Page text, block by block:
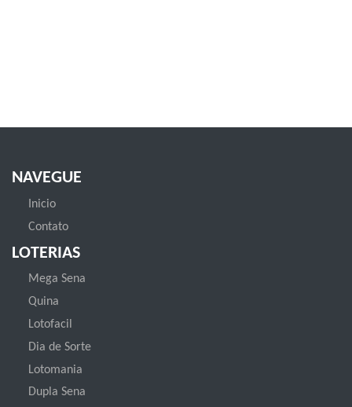
NAVEGUE
Inicio
Contato
LOTERIAS
Mega Sena
Quina
Lotofacil
Dia de Sorte
Lotomania
Dupla Sena